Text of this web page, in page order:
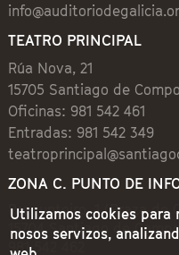
TEATRO PRINCIPAL
Rúa Nova, 21
15705 Santiago de
Oficinas: 981 542 461
Entradas: 981 542 349
ZONA C. PUNTO DE
Preguntoiro, 1 (Praza de
15704 Santiago de
981 542 462
Utilizamos cookies para
nosos servizos,